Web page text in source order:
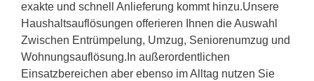
exakte und schnell Anlieferung kommt hinzu.Unsere
Haushaltsauflösungen offerieren Ihnen die Auswahl
Zwischen Entrümpelung, Umzug, Seniorenumzug und
Wohnungsauflösung.In außerordentlichen
Einsatzbereichen aber ebenso im Alltag nutzen Sie